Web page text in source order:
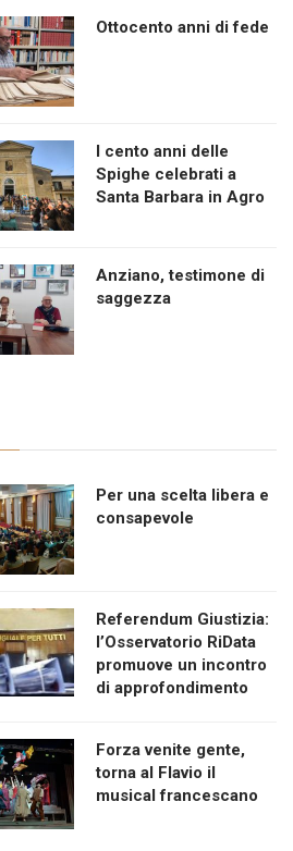
Ottocento anni di fede
I cento anni delle
Spighe celebrati a
Santa Barbara in Agro
Anziano, testimone di
saggezza
Per una scelta libera e
consapevole
Referendum Giustizia:
l’Osservatorio RiData
promuove un incontro
di approfondimento
Forza venite gente,
torna al Flavio il
musical francescano